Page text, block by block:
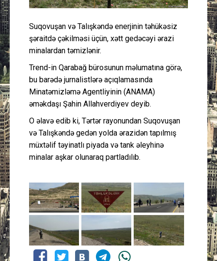
Əlaqə
Suqovuşan və Talışkəndə enerjinin təhükəsiz
şəraitdə çəkilməsi üçün, xətt gedəcəyi ərazi
minalardan təmizlənir.
Trend-in Qarabağ bürosunun məlumatına görə,
bu barədə jurnalistlərə açıqlamasında
Minatəmizləmə Agentliyinin (ANAMA)
əməkdaşı Şahin Allahverdiyev deyib.
O əlavə edib ki, Tərtər rayonundan Suqovuşan
və Talışkəndə gedən yolda ərazidən tapılmış
müxtəlif təyinatlı piyada və tank əleyhinə
minalar aşkar olunaraq partladılıb.